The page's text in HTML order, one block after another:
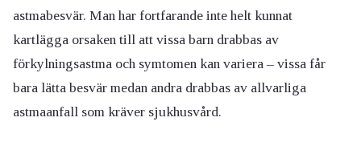
astmabesvär. Man har fortfarande inte helt kunnat
kartlägga orsaken till att vissa barn drabbas av
förkylningsastma och symtomen kan variera – vissa får
bara lätta besvär medan andra drabbas av allvarliga
astmaanfall som kräver sjukhusvård.